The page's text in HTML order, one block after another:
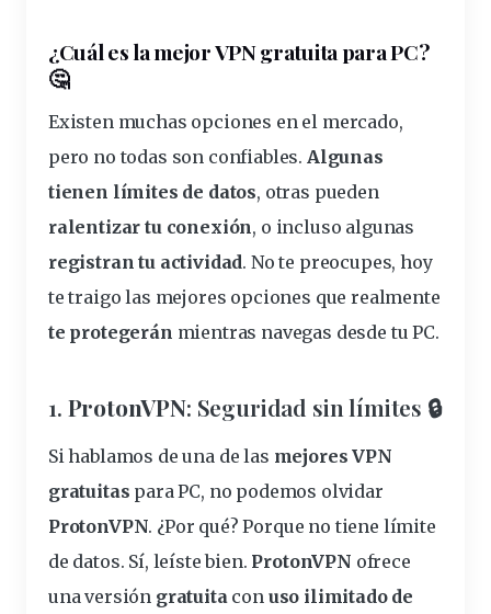
¿Cuál es la mejor VPN gratuita para PC?
🤔
Existen muchas opciones en el mercado,
pero no todas son confiables. Algunas
tienen límites de datos, otras pueden
ralentizar tu conexión, o incluso algunas
registran tu actividad. No te preocupes, hoy
te traigo las mejores opciones que realmente
te protegerán mientras navegas desde tu PC.
1. ProtonVPN: Seguridad sin límites 🔒
Si hablamos de una de las mejores VPN
gratuitas para PC, no podemos olvidar
ProtonVPN. ¿Por qué? Porque no tiene límite
de datos. Sí, leíste bien. ProtonVPN ofrece
una versión gratuita con uso ilimitadode